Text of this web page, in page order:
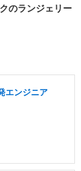
のランジェリー
エンジニア